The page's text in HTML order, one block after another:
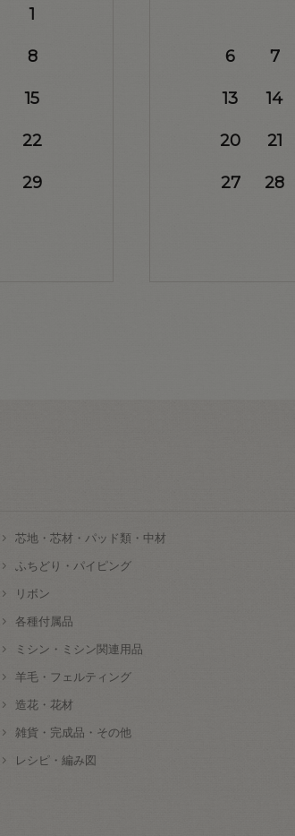
1
8
15
22
29
6 7
13 14
20 21
27 28
芯地・芯材・パッド類・中材
ふちどり・パイピング
リボン
各種付属品
ミシン・ミシン関連用品
羊毛・フェルティング
造花・花材
雑貨・完成品・その他
レシピ・編み図